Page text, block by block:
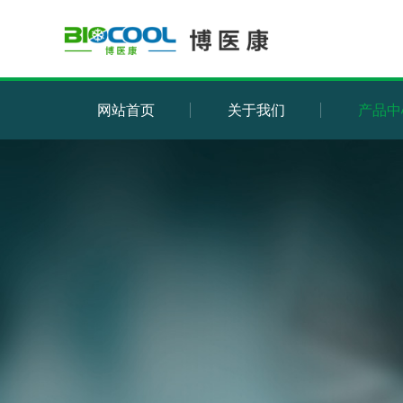
网站首页 关于我们 产品